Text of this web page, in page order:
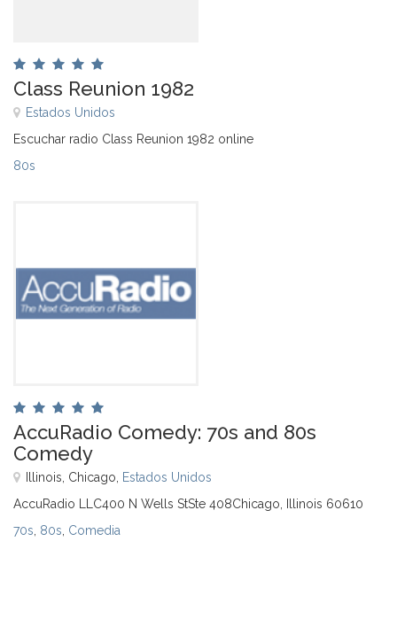
Class Reunion 1982
Estados Unidos
Escuchar radio Class Reunion 1982 online
80s
AccuRadio Comedy: 70s and 80s
Comedy
Illinois, Chicago, Estados Unidos
AccuRadio LLC400 N Wells StSte 408Chicago, Illinois 60610
70s 80s Comedia